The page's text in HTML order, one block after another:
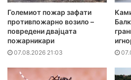
Големиот пожар зафати
противпожарно возило –
повредени двајцата
пожарникари
07.08.2026 21:03